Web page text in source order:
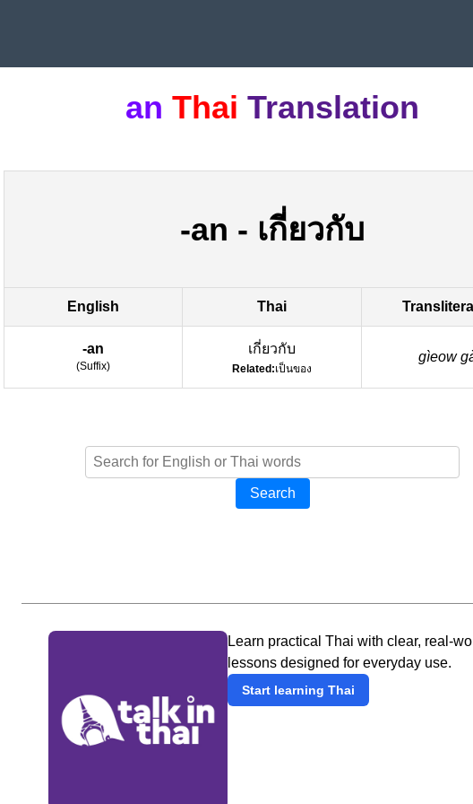
an Thai Translation
-an - เกี่ยวกับ
English Thai
-an
(Suffix)
เกี่ยวกับ
Related:เป็นของ
gìeow
Search
Learn practical Thai with clear, real-
lessons designed for everyday use.
Start learning Thai